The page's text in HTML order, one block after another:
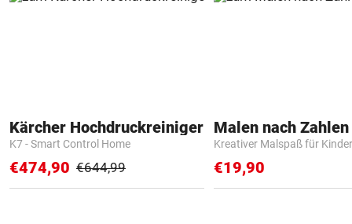
Kärcher Hochdruckreiniger
K7 - Smart Control Home
€474,90 €644,99
Kreativer Malspaß für Kinder
€19,90